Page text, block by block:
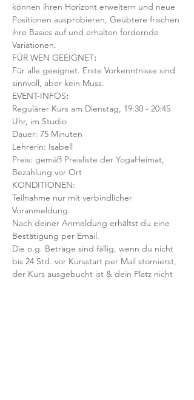
können ihren Horizont erweitern und neue
Positionen ausprobieren, Geübtere frischen
ihre Basics auf und erhalten fordernde
Variationen.
FÜR WEN GEEIGNET:
Für alle geeignet. Erste Vorkenntnisse sind
sinnvoll, aber kein Muss.
EVENT-INFOS:
Regulärer Kurs am Dienstag, 19:30 - 20:45
Uhr, im Studio
Dauer: 75 Minuten
Lehrerin: Isabell
Preis: gemäß Preisliste der YogaHeimat,
Bezahlung vor Ort
KONDITIONEN:
Teilnahme nur mit verbindlicher
Voranmeldung.
Nach deiner Anmeldung erhältst du eine
Bestätigung per Email.
Die o.g. Beträge sind fällig, wenn du nicht
bis 24 Std. vor Kursstart per Mail stornierst,
der Kurs ausgebucht ist & dein Platz nicht